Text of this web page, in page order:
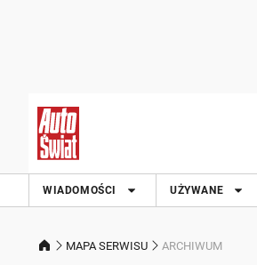
WIADOMOŚCI UŻYWANE
MAPA SERWISU ARCHIWUM